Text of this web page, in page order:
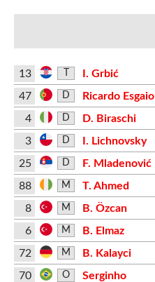
13
I. Grbić
47
D
Ricardo Esgaio
4
D
D. Biraschi
3
D I. Lichnovsky
25 D F. Mladenović
88 M T. Ahmed
8 M
B. Özcan
6
M B. Elmaz
72 M B. Kalayci
70 O Serginho